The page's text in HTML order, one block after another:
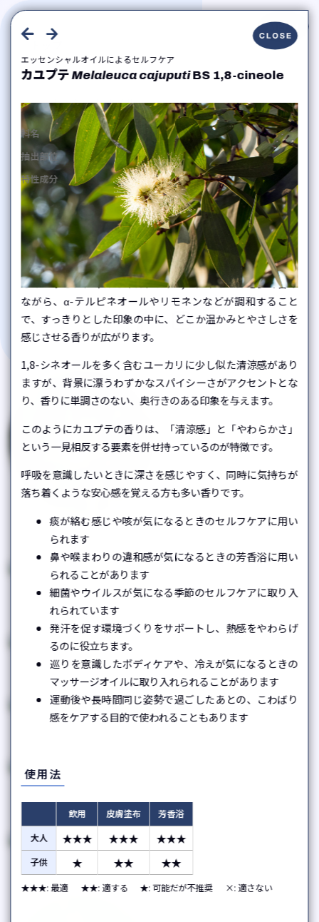
トップ
アロマテラピー入門
エッセンシャルオイル
よみもの
講習会のご案内
書籍のご紹介
私たちについて
お問い合わせ
プライバシーポリシー
Copyright © aromanet. All rights reserved.
Essential Oils
エッセンシャルオイルによるセルフケア
カユプテMelaleuca cajuputiBS 1,8-cineole
科名 フトモモ科
抽出部位 葉の付いた枝
特性成分
1,8-シネオール、α-テルピネオール、リモネン、
オイデスモールなど
香りと心身へのアプローチ
このエッセンシャルオイルには、1,8-シネオールを多く含み
ながら、α-テルピネオールやリモネンなどが調和すること
で、すっきりとした印象の中に、どこか温かみとやさしさを
感じさせる香りが広がります。
1,8-シネオールを多く含むユーカリに少し似た清涼感があり
ますが、背景に漂うわずかなスパイシーさがアクセントとな
り、香りに単調さのない、奥行きのある印象を与えます。
このようにカユプテの香りは、「清涼感」と「やわらかさ」
という一見相反する要素を併せ持っているのが特徴です。
呼吸を意識したいときに深さを感じやすく、同時に気持ちが
落ち着くような安心感を覚える方も多い香りです。
痰が絡む感じや咳が気になるときのセルフケアに用い
られます
鼻や喉まわりの違和感が気になるときの芳香浴に用い
られることがあります
細菌やウイルスが気になる季節のセルフケアに取り入
れられています
発汗を促す環境づくりをサポートし、熱感をやわらげ
るのに役立ちます。
巡りを意識したボディケアや、冷えが気になるときの
マッサージオイルに取り入れられることがあります
運動後や長時間同じ姿勢で過ごしたあとの、こわばり
感をケアする目的で使われることもあります
使用法
飲用 皮膚塗布
芳香浴
大人
★★★ ★★★ ★★★
子供 ★ ★★ ★★
★★★: 最適 ★★: 適する ★: 可能だが不推奨 ×: 適さない
気分やシーン 香りのタイプ
タイム・チモール
Thymus vulgaris
ユーカリラジアタ
Eucalyptus radiata
マンダリン
Citrus reticulata
マジョラム
Origanum majorana
バルサムモミ
カユプテ
Melaleuca cajuputi
ティーツリー
ネロリ
Citrus aurantium
シナモン
レモングラス
Cymbopogon citratus
パルマローザ
Cymbopogon martini
ペパーミント バジル
ユーカリシトリオドラ
Corymbia citriodora /
Eucalyptus citriodora
イランイラン
Cananga odorata Gaultheria procumbens